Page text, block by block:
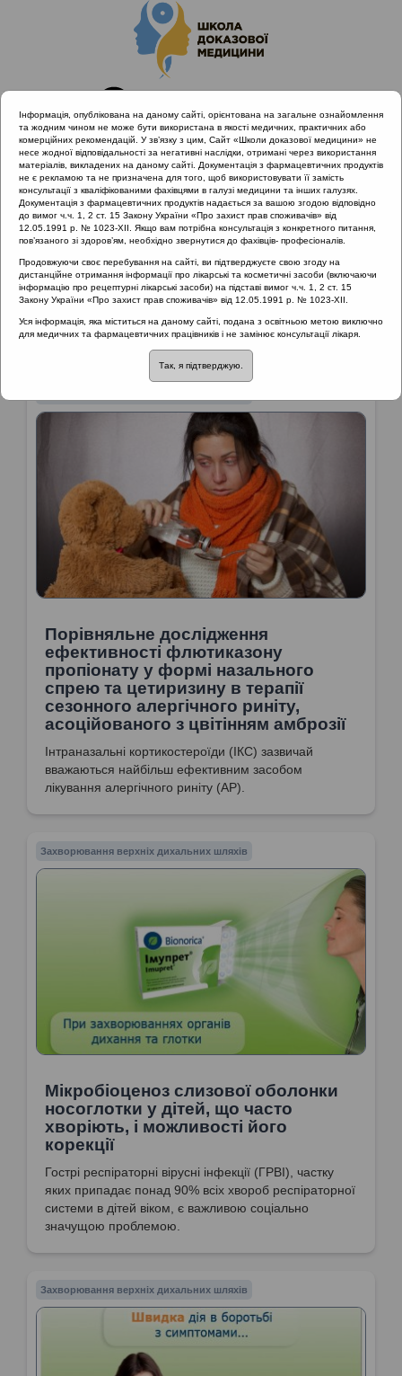
Головна
Матеріали за МКХ-11
12 Хвороби органів дихання
Матеріали за МКХ-11::12 Хвороби органів
дихання
Рубрика:
12 Хвороби органів дихання
Порівняльне дослідження
ефективності флютиказону
пропіонату у формі назального
спрею та цетиризину в терапії
сезонного алергічного риніту,
асоційованого з цвітінням амброзії
Інтраназальні кортикостероїди (ІКС) зазвичай
вважаються найбільш ефективним засобом
лікування алергічного риніту (АР).
Захворювання верхніх дихальних шляхів
Мікробіоценоз слизової оболонки
носоглотки у дітей, що часто
хворіють, і можливості його
корекції
Гострі респіраторні вірусні інфекції (ГРВІ), частку
яких припадає понад 90% всіх хвороб респіраторної
системи в дітей віком, є важливою соціально
значущою проблемою.
Захворювання верхніх дихальних шляхів
Інформація, опублікована на даному сайті, орієнтована на загальне ознайомлення
та жодним чином не може бути використана в якості медичних, практичних або
комерційних рекомендацій. У зв’язку з цим, Сайт «Школи доказової медицини» не
несе жодної відповідальності за негативні наслідки, отримані через використання
матеріалів, викладених на даному сайті. Документація з фармацевтичних продуктів
не є рекламою та не призначена для того, щоб використовувати її замість
консультації з кваліфікованими фахівцями в галузі медицини та інших галузях.
Документація з фармацевтичних продуктів надається за вашою згодою відповідно
до вимог ч.ч. 1, 2 ст. 15 Закону України «Про захист прав споживачів» від
12.05.1991 р. № 1023-XII. Якщо вам потрібна консультація з конкретного питання,
пов’язаного зі здоров’ям, необхідно звернутися до фахівців- професіоналів.
Продовжуючи своє перебування на сайті, ви підтверджуєте свою згоду на
дистанційне отримання інформації про лікарські та косметичні засоби (включаючи
інформацію про рецептурні лікарські засоби) на підставі вимог ч.ч. 1, 2 ст. 15
Закону України «Про захист прав споживачів» від 12.05.1991 р. № 1023-XII.
Уся інформація, яка міститься на даному сайті, подана з освітньою метою виключно
для медичних та фармацевтичних працівників і не замінює консультації лікаря.
Так, я підтверджую.